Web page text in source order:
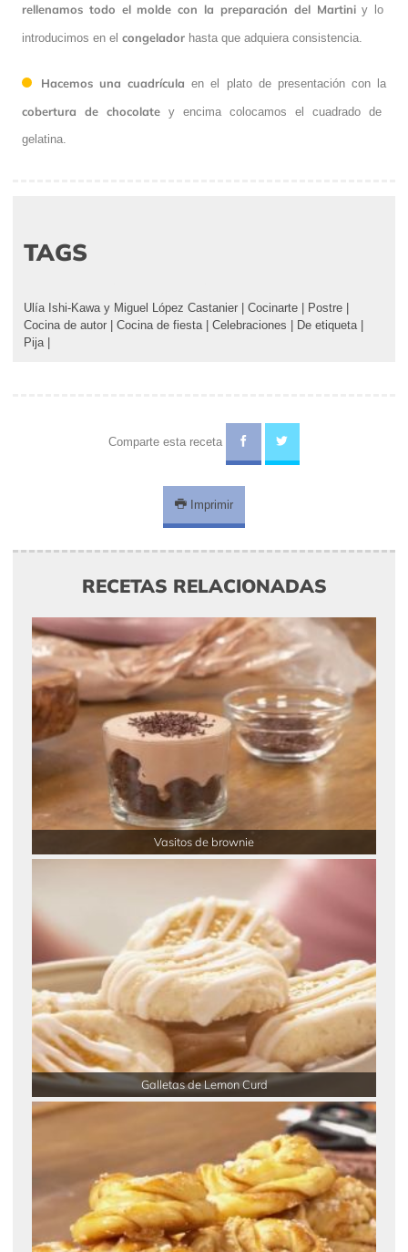
rellenamos todo el molde con la preparación del Martiniy lo
introducimos en el congelador hasta que adquiera consistencia.
Hacemos una cuadrícula en el plato de presentación con la
cobertura de chocolate y encima colocamos el cuadrado de
gelatina.
TAGS
Ulía Ishi-Kawa y Miguel López Castanier Cocinarte Postre
Cocina de autor
Cocina de fiesta Celebraciones De etiqueta
Pija
Comparte esta receta
Imprimir
RECETAS RELACIONADAS
Vasitos de brownie
Galletas de Lemon Curd